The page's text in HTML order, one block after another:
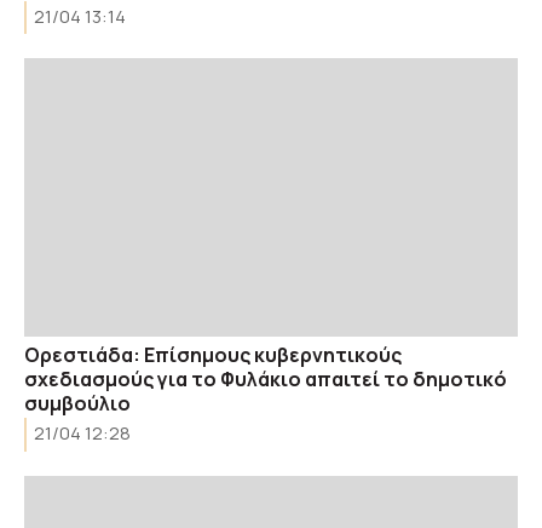
21/04 13:14
Ορεστιάδα: Eπίσημους κυβερνητικούς
σχεδιασμούς για το Φυλάκιο απαιτεί το δημοτικό
συμβούλιο
21/04 12:28